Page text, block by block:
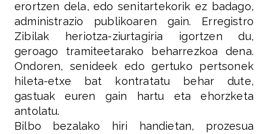
erortzen dela, edo senitartekorik ez badago,
administrazio publikoaren gain. Erregistro
Zibilak heriotza-ziurtagiria igortzen du,
geroago tramiteetarako beharrezkoa dena.
Ondoren, senideek edo gertuko pertsonek
hileta-etxe bat kontratatu behar dute,
gastuak euren gain hartu eta ehorzketa
antolatu.
Bilbo bezalako hiri handietan, prozesua